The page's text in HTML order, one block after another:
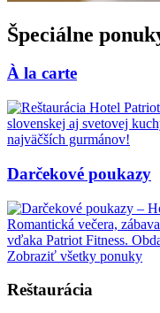
Špeciálne
À la carte
slovenskej aj svetovej
najväčších gurmánov!
Darčekové poukazy
Romantická večera,
vďaka Patriot Fitness.
Zobraziť všetky ponuky
Reštaurácia